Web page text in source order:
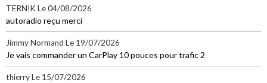
TERNIK Le 04/08/2026
autoradio reçu merci
Jimmy Normand Le 19/07/2026
Je vais commander un CarPlay 10 pouces pour trafic 2
thierryLe 15/07/2026